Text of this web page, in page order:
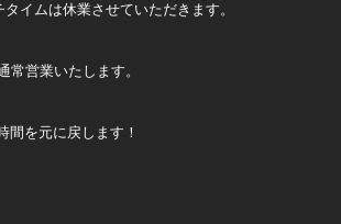
イムは休業させていただきます。
常営業いたします。
間を元に戻します！